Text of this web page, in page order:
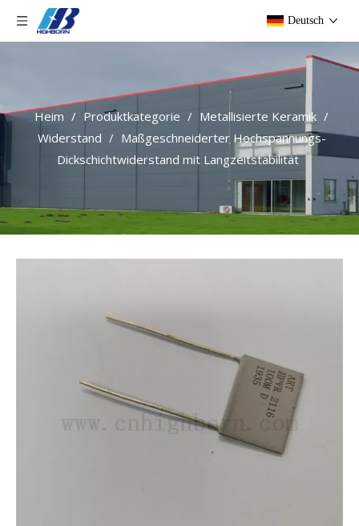
Deutsch
Heim / Produktkategorie / Metallisierte Keramik /
Widerstand / Maßgeschneiderter Hochspannungs-
Dickschichtwiderstand mit Langzeitstabilität